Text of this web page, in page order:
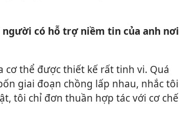
có hỗ trợ niềm tin của anh nơi
cơ thể được thiết kế rất tinh vi. Quá
giai đoạn chồng lấp nhau, nhắc tôi
tôi chỉ đơn thuần hợp tác với cơ chế